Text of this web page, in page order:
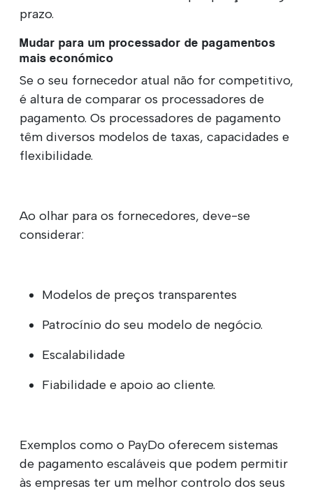
prazo.
Mudar para um processador de pagamentos
mais económico
Se o seu fornecedor atual não for competitivo,
é altura de comparar os processadores de
pagamento. Os processadores de pagamento
têm diversos modelos de taxas, capacidades e
flexibilidade.
Ao olhar para os fornecedores, deve-se
considerar:
Modelos de preços transparentes
Patrocínio do seu modelo de negócio.
Escalabilidade
Fiabilidade e apoio ao cliente.
Exemplos como o PayDo oferecem sistemas
de pagamento escaláveis que podem permitir
às empresas ter um melhor controlo dos seus